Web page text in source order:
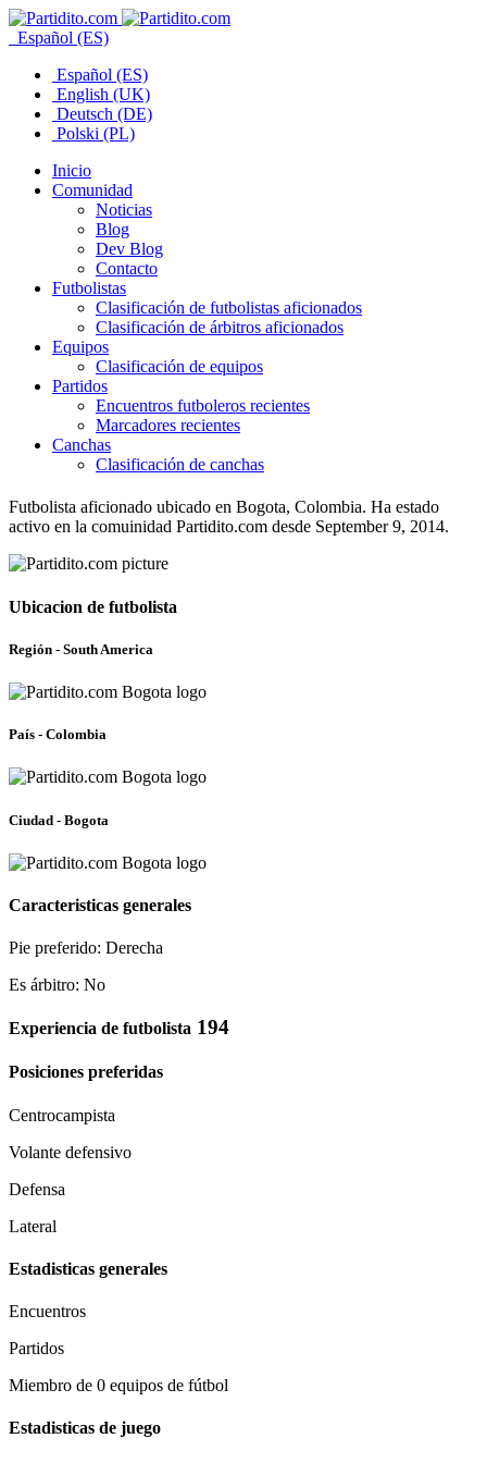
Español (ES)
Español (ES)
English (UK)
Deutsch (DE)
Polski (PL)
Inicio
Comunidad
Noticias
Blog
Dev Blog
Contacto
Futbolistas
Clasificación de futbolistas aficionados
Clasificación de árbitros aficionados
Equipos
Clasificación de equipos
Partidos
Encuentros futboleros recientes
Marcadores recientes
Canchas
Clasificación de canchas
Futbolista aficionado ubicado en Bogota, Colombia. Ha estado
activo en la comuinidad Partidito.com desde September 9, 2014.
Ubicacion de futbolista
Región - South America
País - Colombia
Ciudad - Bogota
Caracteristicas generales
Pie preferido: Derecha
Es árbitro: No
Experiencia de futbolista 194
Posiciones preferidas
Centrocampista
Volante defensivo
Defensa
Lateral
Estadisticas generales
Encuentros
Partidos
Miembro de 0 equipos de fútbol
Estadisticas de juego